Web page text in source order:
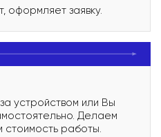
оформляет заявку.
устройством или Вы
Делаем
стоимость работы.